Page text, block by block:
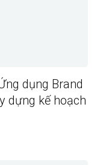
dụng Brand
dựng kế hoạch